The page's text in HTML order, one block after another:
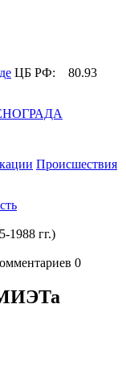
ЦБ РФ:
80.93
Происшествия
0